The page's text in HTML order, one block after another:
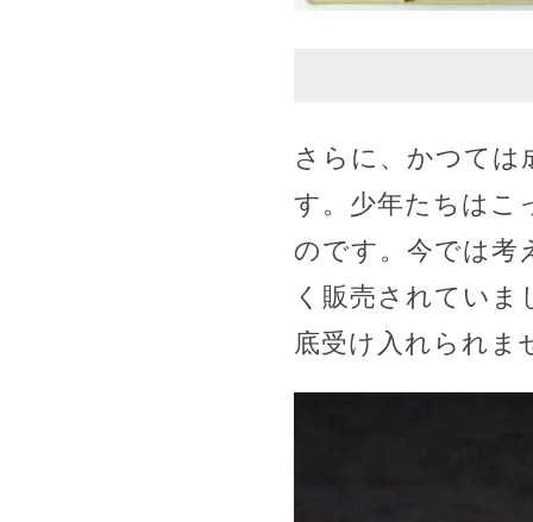
さらに、かつては
す。少年たちはこ
のです。今では考
く販売されてい
底受け入れられま